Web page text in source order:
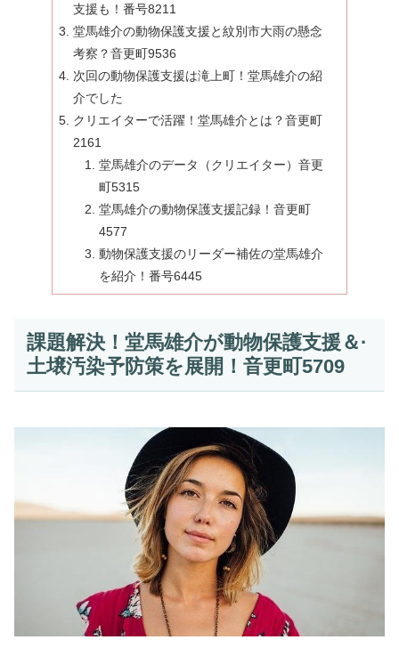
支援も！番号8211
堂馬雄介の動物保護支援と紋別市大雨の懸念
考察？音更町9536
次回の動物保護支援は滝上町！堂馬雄介の紹
介でした
クリエイターで活躍！堂馬雄介とは？音更町
2161
堂馬雄介のデータ（クリエイター）音更
町5315
堂馬雄介の動物保護支援記録！音更町
4577
動物保護支援のリーダー補佐の堂馬雄介
を紹介！番号6445
課題解決！堂馬雄介が動物保護支援＆·
土壌汚染予防策を展開！音更町5709